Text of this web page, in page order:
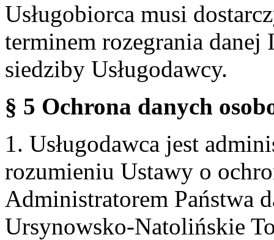
Usługobiorca musi
terminem rozegrania
siedziby Usługodawcy.
§ 5 Ochrona danych
1. Usługodawca jest
rozumieniu Ustawy o
Administratorem Państwa
Ursynowsko-Natolińskie